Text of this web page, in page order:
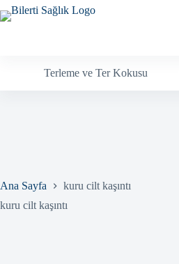
Skip
to
Terleme ve Ter Kokusu
Ana Sayfa
kuru cilt kaşıntı
kuru cilt kaşıntı